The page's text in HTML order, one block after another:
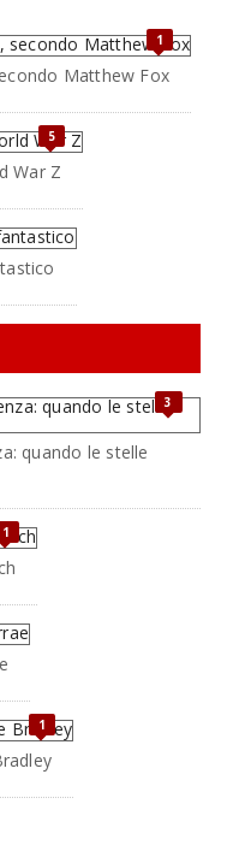
1
Matthew Fox
5
War Z
3
quando le stelle
1
1